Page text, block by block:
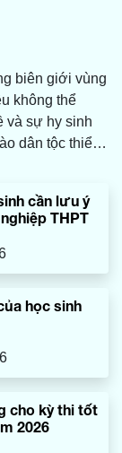
biên giới vùng
không thể
và sự hy sinh
dân tộc thiểu
bản.
cần lưu ý
THPT
học sinh
cho kỳ thi tốt
2026